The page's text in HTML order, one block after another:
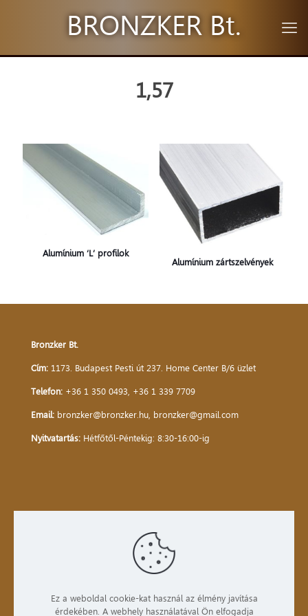
BRONZKER Bt.
1,57
Alumínium ‘L’ profilok
Alumínium zártszelvények
Bronzker Bt.
Cím: 1173. Budapest Pesti út 237. Home Center B/6 üzlet
Telefon: +36 1 350 0493 +36 1 339 7709
Email: bronzker@bronzker.hu bronzker@gmail.com
Nyitvatartás: Hétfőtől-Péntekig: 8:30-16:00-ig
TermékekEz a weboldal cookie-kat használ az élmény javítása
érdekében. A webhely használatával Ön elfogadja